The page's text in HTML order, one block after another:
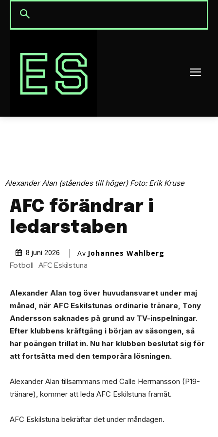
Alexander Alan (ståendes till höger) Foto: Erik Kruse
AFC förändrar i
ledarstaben
8 juni 2026 Av Johannes Wahlberg
Fotboll AFC Eskilstuna
Alexander Alan tog över huvudansvaret under maj
månad, när AFC Eskilstunas ordinarie tränare, Tony
Andersson saknades på grund av TV-inspelningar.
Efter klubbens kräftgång i början av säsongen, så
har poängen trillat in. Nu har klubben beslutat sig för
att fortsätta med den temporära lösningen.
Alexander Alan tillsammans med Calle Hermansson (P19-
tränare), kommer att leda AFC Eskilstuna framåt.
AFC Eskilstuna bekräftar det under måndagen.